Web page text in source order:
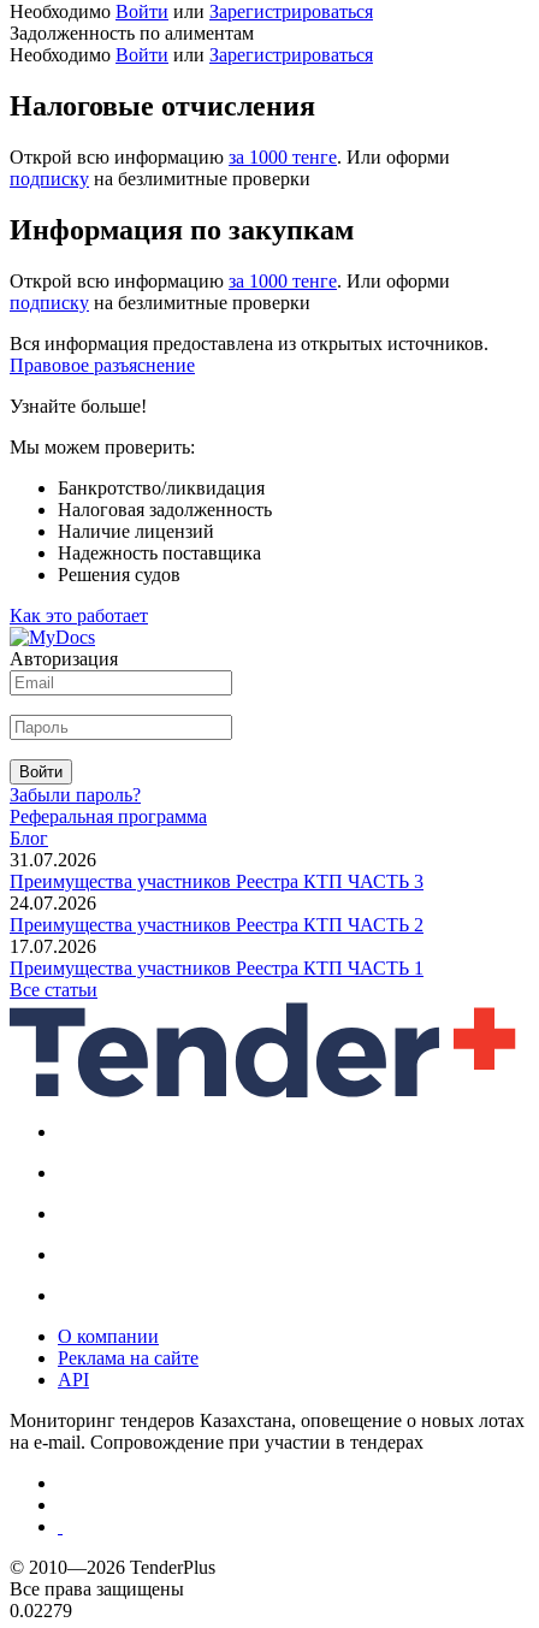
Необходимо Войти или Зарегистрироваться
Задолженность по алиментам
Необходимо Войти или Зарегистрироваться
Налоговые отчисления
Открой всю информацию за 1000 тенге. Или оформи
подписку на безлимитные проверки
Информация по закупкам
Открой всю информацию за 1000 тенге. Или оформи
подписку на безлимитные проверки
Вся информация предоставлена из открытых источников.
Правовое разъяснение
Узнайте больше!
Мы можем проверить:
Банкротство/ликвидация
Налоговая задолженность
Наличие лицензий
Надежность поставщика
Решения судов
Как это работает
Авторизация
Войти
Забыли пароль?
Реферальная программа
Блог
31.07.2026
Преимущества участников Реестра КТП ЧАСТЬ 3
24.07.2026
Преимущества участников Реестра КТП ЧАСТЬ 2
17.07.2026
Преимущества участников Реестра КТП ЧАСТЬ 1
Все статьи
О компании
Реклама на сайте
API
Мониторинг тендеров Казахстана, оповещение о новых лотах
на e-mail. Сопровождение при участии в тендерах
© 2010—2026 TenderPlus
Все права защищены
0.02279